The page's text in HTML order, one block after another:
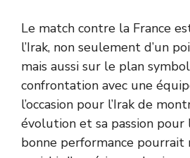
Le match contre la France
l’Irak, non seulement d’un
mais aussi sur le plan
confrontation avec une
l’occasion pour l’Irak de
évolution et sa passion
bonne performance pourrait